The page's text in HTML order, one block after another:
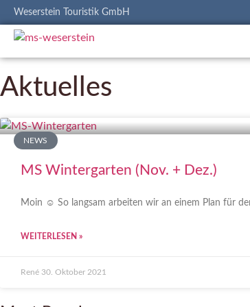
Weserstein Touristik GmbH
Aktuelles
NEWS
MS Wintergarten (Nov. + Dez.)
Moin ☺️ So langsam arbeiten wir an einem Plan für
WEITERLESEN »
René 30. Oktober 2021